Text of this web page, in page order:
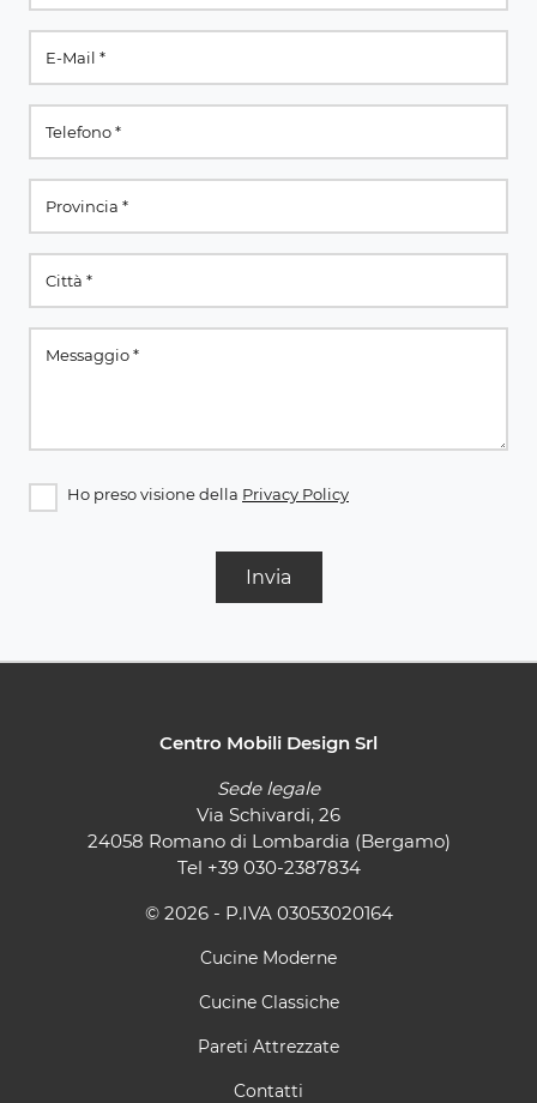
Ho preso visione della Privacy Policy
Invia
Centro Mobili Design Srl
Sede legale
Via Schivardi, 26
24058 Romano di Lombardia (Bergamo)
Tel +39 030-2387834
© 2026 - P.IVA 03053020164
Cucine Moderne
Cucine Classiche
Pareti Attrezzate
Contatti